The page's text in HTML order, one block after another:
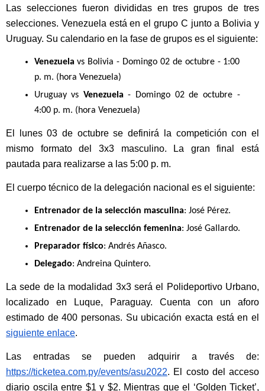
Las selecciones fueron divididas en tres grupos de tres
selecciones. Venezuela está en el grupo C junto a Bolivia y
Uruguay. Su calendario en la fase de grupos es el siguiente:
Venezuela vs Bolivia - Domingo 02 de octubre - 1:00
p. m. (hora Venezuela)
Uruguay vs Venezuela - Domingo 02 de octubre -
4:00 p. m. (hora Venezuela)
El lunes 03 de octubre se definirá la competición con el
mismo formato del 3x3 masculino. La gran final está
pautada para realizarse a las 5:00 p. m.
El cuerpo técnico de la delegación nacional es el siguiente:
Entrenador de la selección masculina: José Pérez.
Entrenador de la selección femenina: José Gallardo.
Preparador físico: Andrés Añasco.
Delegado: Andreina Quintero.
La sede de la modalidad 3x3 será el Polideportivo Urbano,
localizado en Luque, Paraguay. Cuenta con un aforo
siguiente enlace.
https://ticketea.com.py/events/asu2022. El costo del acceso
diario oscila entre $1 y $2. Mientras que el ‘Golden Ticket’,